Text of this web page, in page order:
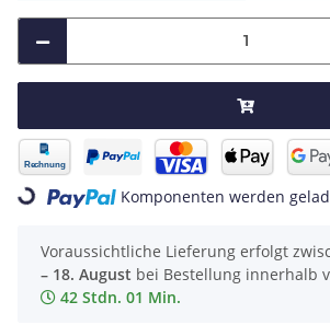
Loading... Komponenten werden
Voraussichtliche Lieferung erfolgt
– 18. August bei Bestellung innerhalb
42 Stdn. 01 Min.